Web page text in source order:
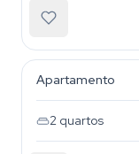
Apartamento
2 quartos